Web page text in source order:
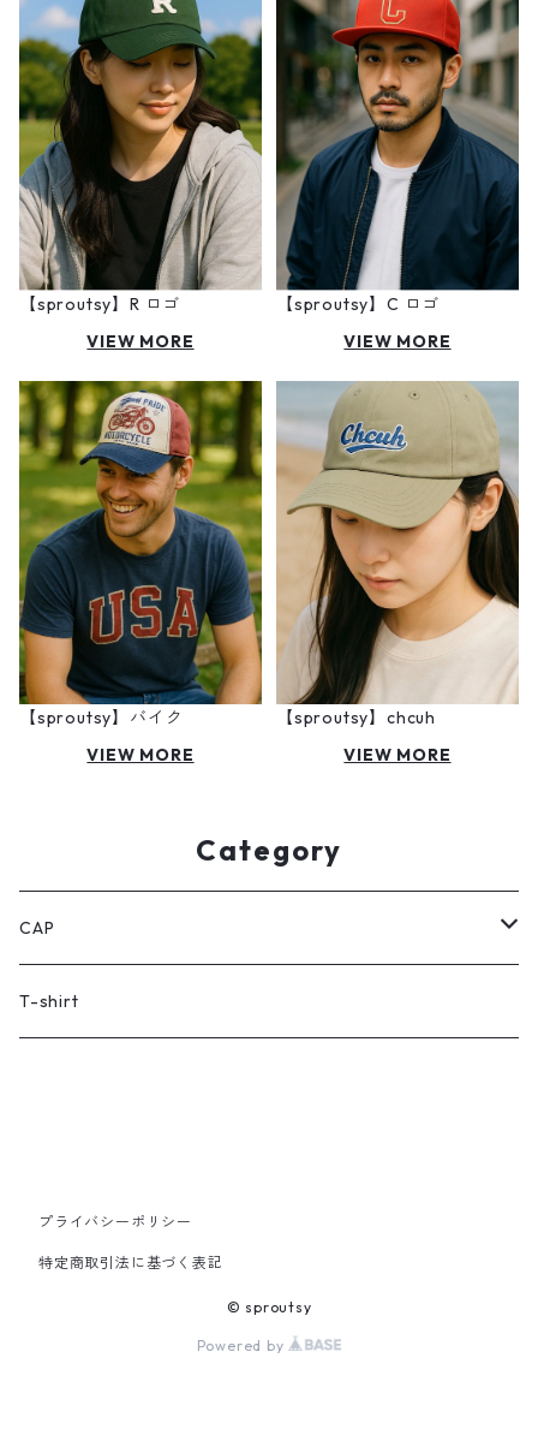
【sproutsy】R ロゴ
VIEW MORE
【sproutsy】C ロゴ
VIEW MORE
【sproutsy】バイク
VIEW MORE
【sproutsy】chcuh
VIEW MORE
Category
CAP
women's
T-shirt
プライバシーポリシー
特定商取引法に基づく表記
© sproutsy
Powered by